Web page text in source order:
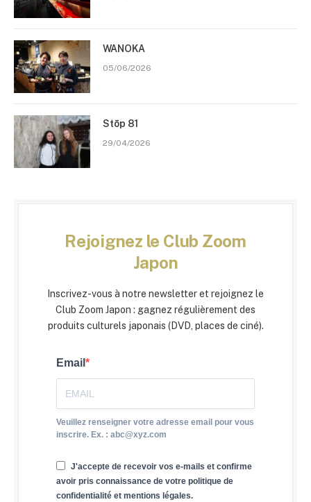
WANOKA
05/06/2026
Stōp 81
29/04/2026
Rejoignez le Club Zoom
Japon
Inscrivez-vous à notre newsletter et rejoignez le
Club Zoom Japon : gagnez régulièrement des
produits culturels japonais (DVD, places de ciné).
Email
Veuillez renseigner votre adresse email pour vous
inscrire. Ex. : abc@xyz.com
J'accepte de recevoir vos e-mails et confirme
avoir pris connaissance de votre politique de
confidentialité et mentions légales.